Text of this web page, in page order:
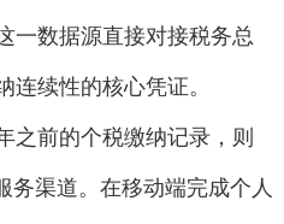
一数据源直接对接税务总
连续性的核心凭证。
前的个税缴纳记录，则
务渠道。在移动端完成个人